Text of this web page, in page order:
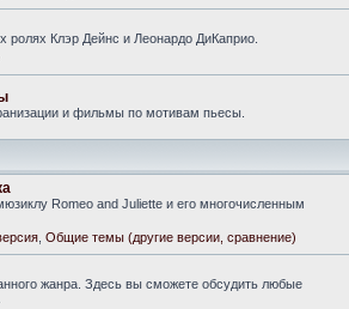
ролях Клэр Дейнс и Леонардо ДиКаприо.
и фильмы по мотивам пьесы.
Romeo and Juliette и его многочисленным
Общие темы (другие версии, сравнение)
жанра. Здесь вы сможете обсудить любые